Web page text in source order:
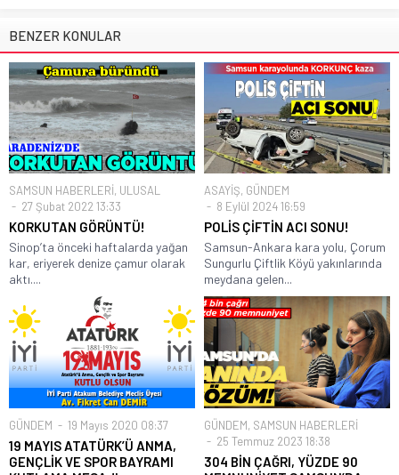
BENZER KONULAR
SAMSUN HABERLERİ, ULUSAL
27 Şubat 2022 13:33
KORKUTAN GÖRÜNTÜ!
Sinop’ta önceki haftalarda yağan
kar, eriyerek denize çamur olarak
aktı....
ASAYİŞ, GÜNDEM
8 Eylül 2024 16:59
POLİS ÇİFTİN ACI SONU!
Samsun-Ankara kara yolu, Çorum
Sungurlu Çiftlik Köyü yakınlarında
meydana gelen...
GÜNDEM 19 Mayıs 2020 08:37
19 MAYIS ATATÜRK’Ü ANMA,
GENÇLİK VE SPOR BAYRAMI
GÜNDEM, SAMSUN HABERLERİ
25 Temmuz 2023 18:38
304 BİN ÇAĞRI, YÜZDE 90